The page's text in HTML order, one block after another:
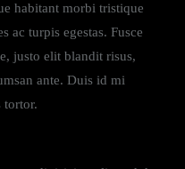
habitant morbi tristique
ac turpis egestas. Fusce
justo elit blandit risus,
ante. Duis id mi
tortor.